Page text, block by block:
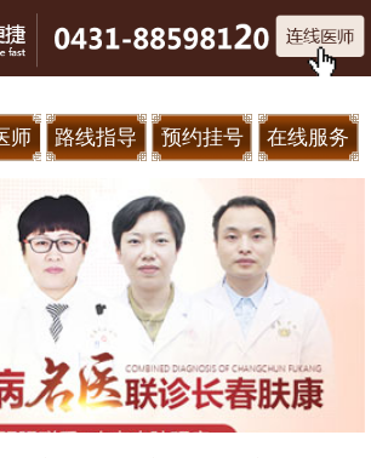
师 路线指导 预约挂号 在线服务